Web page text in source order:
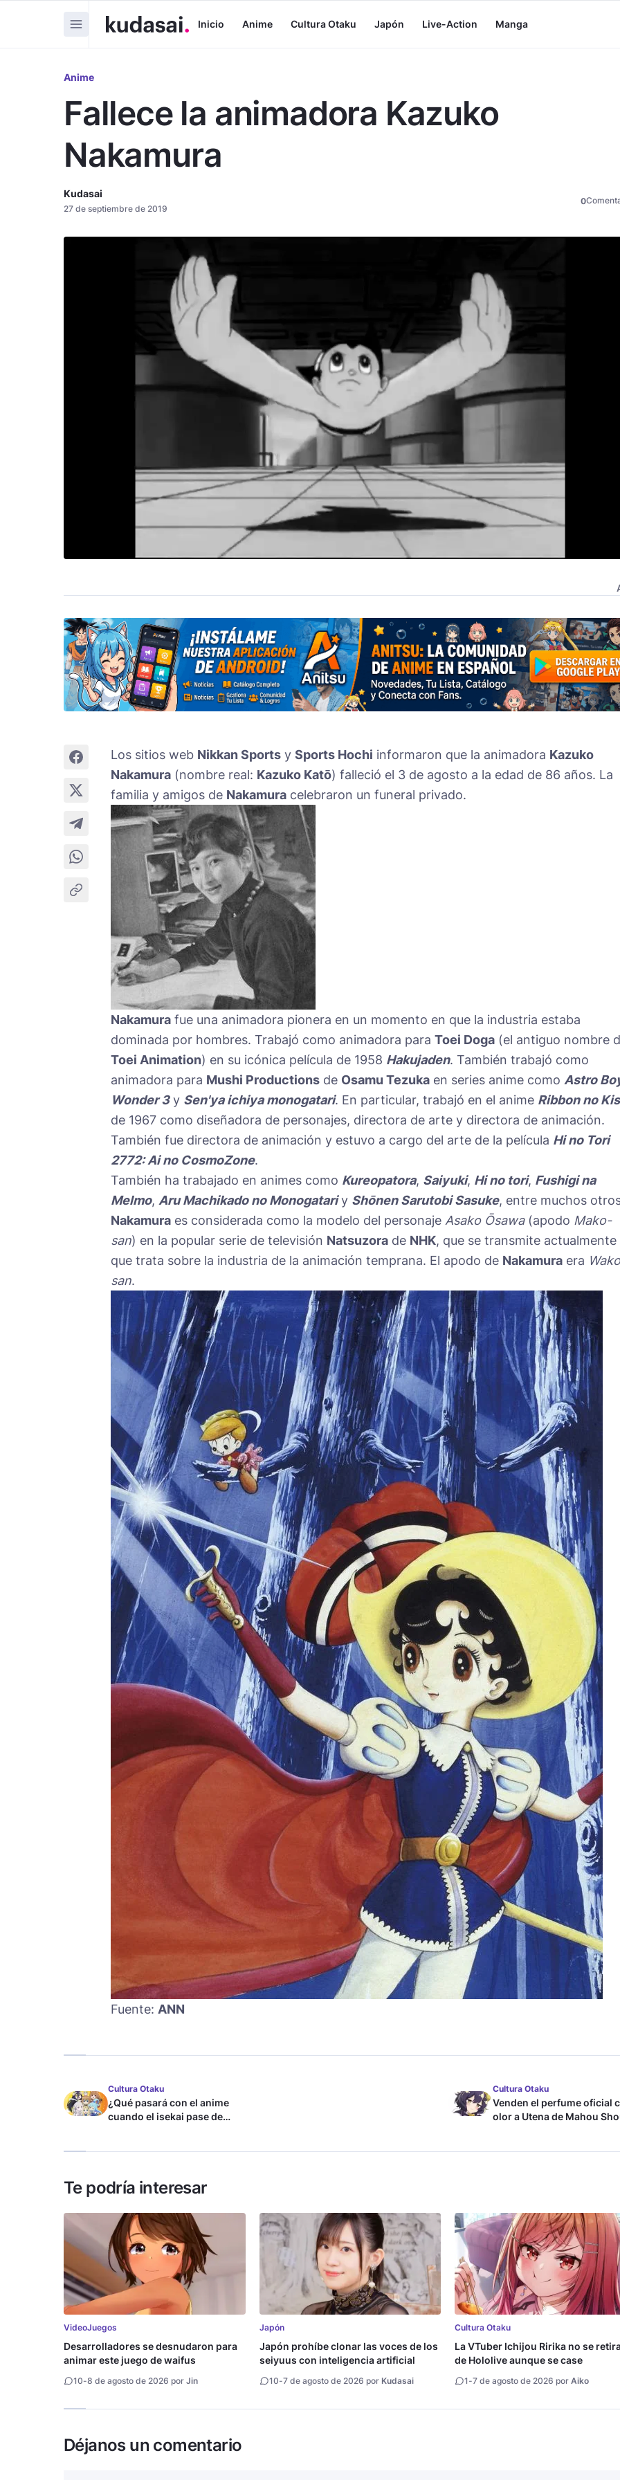
Inicio Anime Cultura Otaku Japón Live-Action Manga
Anime
Fallece la animadora Kazuko
Nakamura
Kudasai
27 de septiembre de 2019
0
Los sitios web Nikkan Sports y Sports Hochi informaron que la animadora Kazuko
Nakamura (nombre real: Kazuko Katō) falleció el 3 de agosto a la edad de 86 años. La
familia y amigos de Nakamura celebraron un funeral privado.
Nakamura fue una animadora pionera en un momento en que la industria estaba
dominada por hombres. Trabajó como animadora para Toei Doga (el antiguo nombre
Toei Animation) en su icónica película de 1958 Hakujaden. También trabajó como
animadora para Mushi Productions de Osamu Tezuka en series anime como Astro
Wonder 3y Sen'ya ichiya monogatari. En particular, trabajó en el anime Ribbon no
de 1967 como diseñadora de personajes, directora de arte y directora de animación.
También fue directora de animación y estuvo a cargo del arte de la película Hi no Tori
2772: Ai no CosmoZone.
También ha trabajado en animes como Kureopatora, Saiyuki, Hi no tori, Fushigi na
Melmo, Aru Machikado no Monogatariy Shōnen Sarutobi Sasuke, entre muchos
Nakamura es considerada como la modelo del personaje Asako Ōsawa(apodo Mako-
san) en la popular serie de televisión Natsuzora de NHK, que se transmite actualmente
que trata sobre la industria de la animación temprana. El apodo de Nakamura era
san.
Fuente: ANN
Cultura Otaku
¿Qué pasará con el anime
cuando el isekai pase de
Cultura Otaku
Venden el perfume oficial
olor a Utena de Mahou
Te podría interesar
VideoJuegos
Desarrolladores se desnudaron para
animar este juego de waifus
10-8 de agosto de 2026 por Jin
Japón
Japón prohíbe clonar las voces de los
seiyuus con inteligencia artificial
10-7 de agosto de 2026 por Kudasai
Cultura Otaku
La VTuber Ichijou Ririka no se
de Hololive aunque se case
1-7 de agosto de 2026 porAiko
Déjanos un comentario